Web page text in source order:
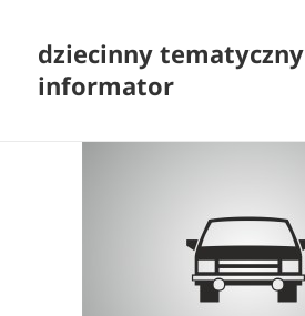
dziecinny tematyczny
informator